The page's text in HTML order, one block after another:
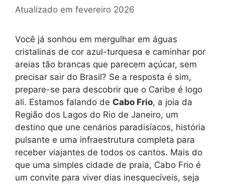
Atualizado em fevereiro 2026
Você já sonhou em mergulhar em águas
cristalinas de cor azul-turquesa e caminhar por
areias tão brancas que parecem açúcar, sem
precisar sair do Brasil? Se a resposta é sim,
prepare-se para descobrir que o Caribe é logo
ali. Estamos falando de Cabo Frio, a joia da
Região dos Lagos do Rio de Janeiro, um
destino que une cenários paradisíacos, história
pulsante e uma infraestrutura completa para
receber viajantes de todos os cantos. Mais do
que uma simples cidade de praia, Cabo Frio é
um convite para viver dias inesquecíveis, seja